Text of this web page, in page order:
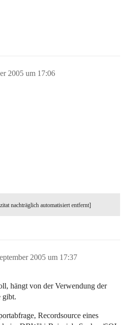
2005 um 17:06
nachträglich automatisiert entfernt]
2005 um 17:37
hängt von der Verwendung der
gibt.
Recordsource eines